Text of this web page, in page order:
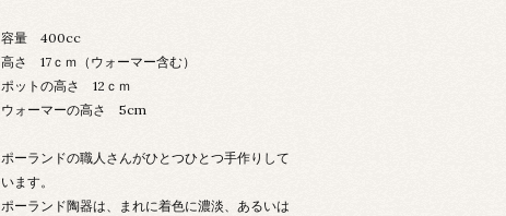
容量 400cc
高さ 17ｃｍ（ウォーマー含む）
ポットの高さ 12ｃｍ
ウォーマーの高さ 5cm
ポーランドの職人さんがひとつひとつ手作りして
います。
ポーランド陶器は、まれに着色に濃淡、あるいは